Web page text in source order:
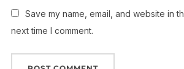
Save my name, email, and website in
next time I comment.